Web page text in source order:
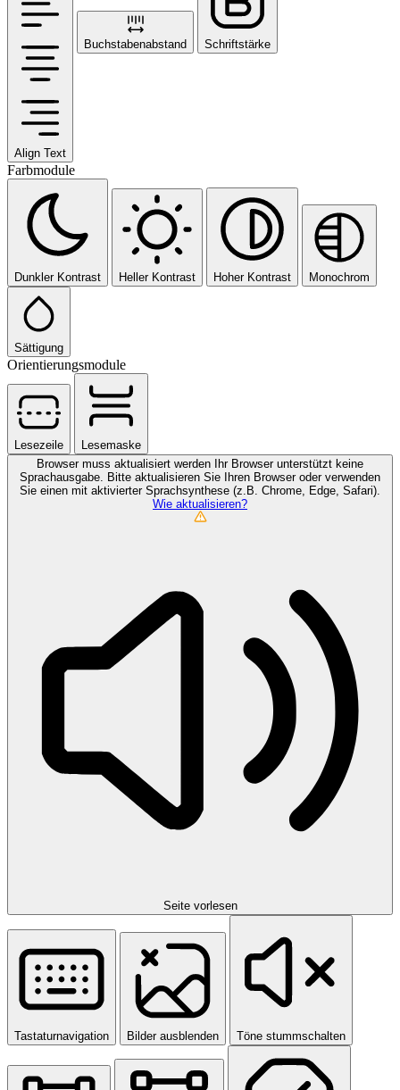
Align Text
Buchstabenabstand Schriftstärke
Farbmodule
Dunkler Kontrast Heller Kontrast Hoher Kontrast Monochrom
Sättigung
Orientierungsmodule
Lesezeile
Lesemaske
Browser muss aktualisiert werden
Ihr Browser unterstützt keine
Sprachausgabe. Bitte aktualisieren Sie Ihren Browser oder verwenden
Sie einen mit aktivierter Sprachsynthese (z.B. Chrome, Edge, Safari).
Wie aktualisieren?
Seite vorlesen
Tastaturnavigation Bilder ausblenden Töne stummschalten